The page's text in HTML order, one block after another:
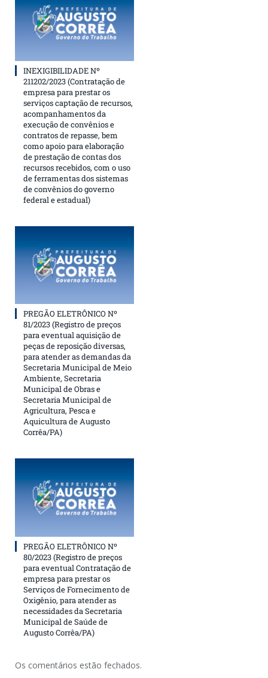
INEXIGIBILIDADE Nº
211202/2023 (Contratação de
empresa para prestar os
serviços captação de recursos,
acompanhamentos da
execução de convênios e
contratos de repasse, bem
como apoio para elaboração
de prestação de contas dos
recursos recebidos, com o uso
de ferramentas dos sistemas
de convênios do governo
federal e estadual)
PREGÃO ELETRÔNICO Nº
81/2023 (Registro de preços
para eventual aquisição de
peças de reposição diversas,
para atender as demandas da
Secretaria Municipal de Meio
Ambiente, Secretaria
Municipal de Obras e
Secretaria Municipal de
Agricultura, Pesca e
Aquicultura de Augusto
Corrêa/PA)
PREGÃO ELETRÔNICO Nº
80/2023 (Registro de preços
para eventual Contratação de
empresa para prestar os
Serviços de Fornecimento de
Oxigênio, para atender as
necessidades da Secretaria
Municipal de Saúde de
Augusto Corrêa/PA)
Os comentários estão fechados.